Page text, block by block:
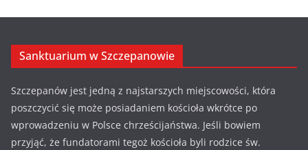
Sanktuarium w Szczepanowie
Szczepanów jest jedną z najstarszych miejscowości, która
poszczycić się może posiadaniem kościoła wkrótce po
wprowadzeniu w Polsce chrześcijaństwa. Jeśli bowiem
przyjąć, że fundatorami tegoż kościoła byli rodzice św.